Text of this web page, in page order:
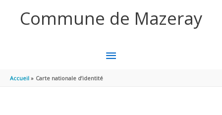
Commune de Mazeray
MENU
Accueil Carte nationale d’identité